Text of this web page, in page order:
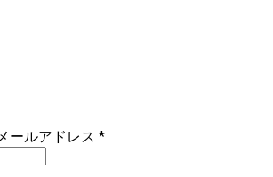
ールアドレス *